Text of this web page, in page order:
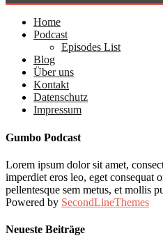
Home
Podcast
Episodes List
Blog
Über uns
Kontakt
Datenschutz
Impressum
Gumbo Podcast
Lorem ipsum dolor sit amet,
imperdiet eros leo, eget consequat
pellentesque sem metus, et mollis
Powered by SecondLineThemes
Neueste Beiträge